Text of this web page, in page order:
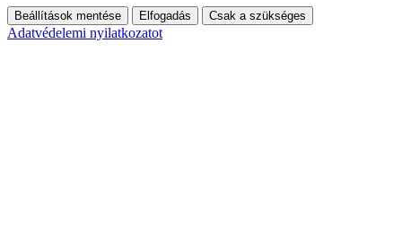
Beállítások mentése Elfogadás Csak a szükséges
Adatvédelemi nyilatkozatot